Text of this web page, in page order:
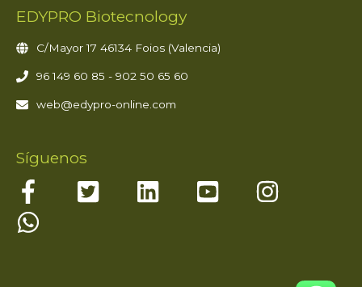
EDYPRO Biotecnology
C/Mayor 17 46134 Foios (Valencia)
96 149 60 85 - 902 50 65 60
web@edypro-online.com
Síguenos